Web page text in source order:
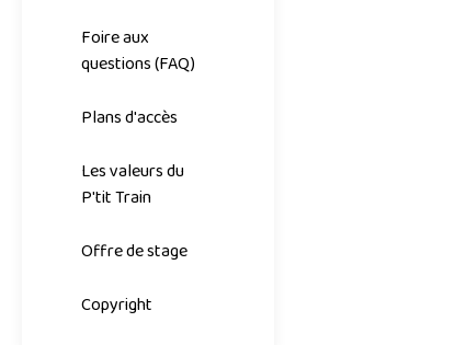
Foire aux
questions (FAQ)
Plans d'accès
Les valeurs du
P'tit Train
Offre de stage
Copyright